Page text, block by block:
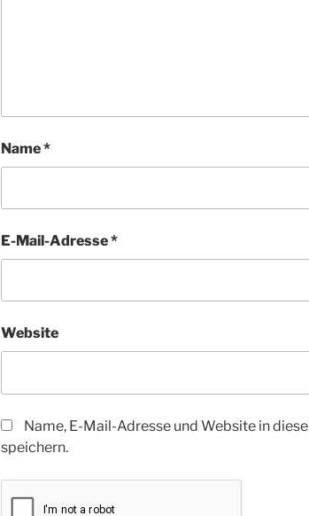
Name*
E-Mail-Adresse*
Website
Name, E-Mail-Adresse und Website in
speichern.